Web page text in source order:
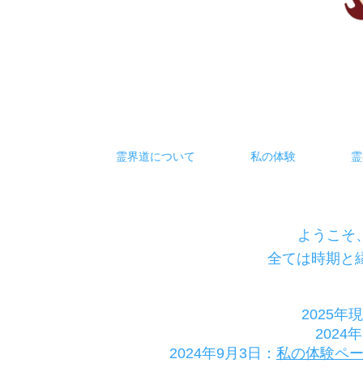
ようこそ
全ては時期と
2025年
2024
2024年9月3日： 私の体験ペ
霊界道について 私の体験